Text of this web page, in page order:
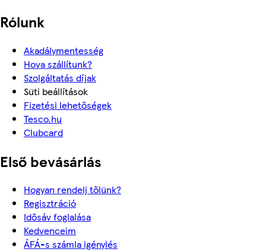
Rólunk
Akadálymentesség
Hova szállítunk?
Szolgáltatás díjak
Süti beállítások
Fizetési lehetőségek
Tesco.hu
Clubcard
Első bevásárlás
Hogyan rendelj tőlünk?
Regisztráció
Idősáv foglalása
Kedvenceim
ÁFÁ-s számla igénylés